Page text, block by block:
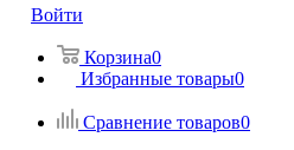
Войти
Корзина0
Избранные товары0
Сравнение товаров0